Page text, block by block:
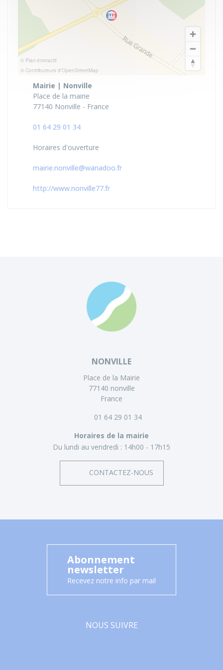
© Plan-interactif
© Contributeurs d'OpenStreetMap
Mairie | Nonville
Place de la mairie
77140 Nonville - France
01 64 29 01 34
Horaires d'ouverture
mairie.nonville@wanadoo.fr
http://www.nonville77.fr
NONVILLE
Place de la Mairie
77140 nonville
France
01 64 29 01 34
Horaires de la mairie
Du lundi au vendredi : 14h00 - 17h15
CONTACTEZ-NOUS
Abonnement
newsletter
Recevez notre info par mail
NOUS SUIVRE